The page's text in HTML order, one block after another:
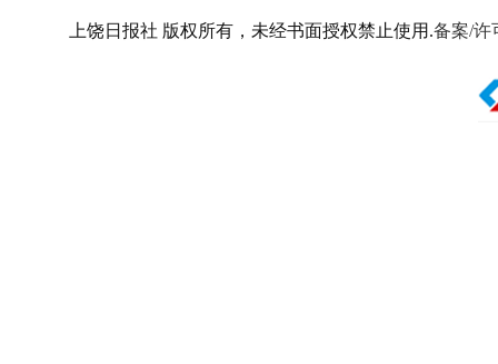
上饶日报社 版权所有，未经书面授权禁止使用.备案/许